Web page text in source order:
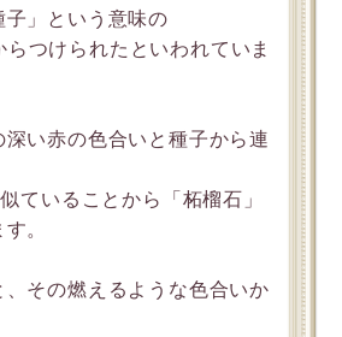
子」という意味の
らつけられたといわれていま
深い赤の色合いと種子から連
ていることから「柘榴石」
。
その燃えるような色合いか